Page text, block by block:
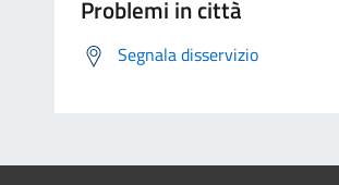
Problemi in città
Segnala disservizio